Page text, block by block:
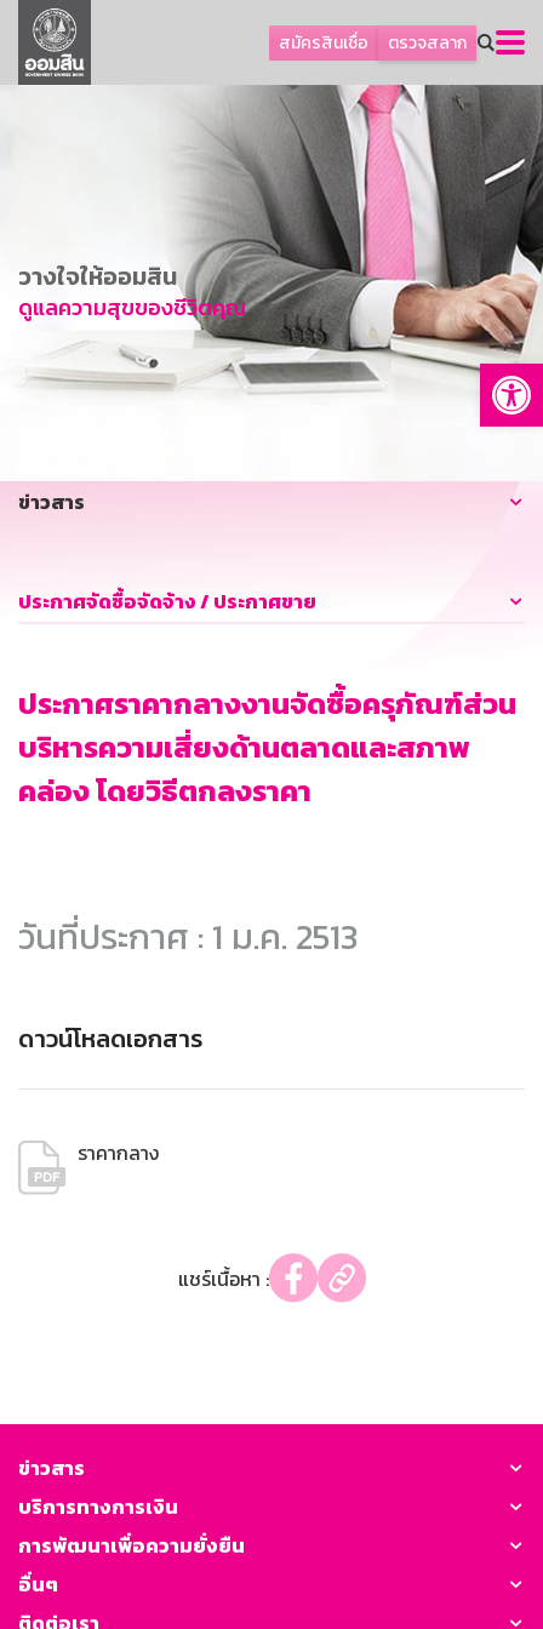
สมัครสินเชื่อ ตรวจสลาก
ลูกค้าธุรกิจ
ลูกค้าผู้ประกอบรายย่อย
การพัฒนาที่ยั่งยืน
ข่าวสาร
บริการทางการเงิน
อื่นๆ
วางใจให้ออมสิน
ดูแลความสุขของชีวิตคุณ
ข่าวสาร
ประกาศจัดซื้อจัดจ้าง / ประกาศขาย
ประกาศราคากลางงานจัดซื้อครุภัณฑ์ส่วน
บริหารความเสี่ยงด้านตลาดและสภาพ
คล่อง โดยวิธีตกลงราคา
วันที่ประกาศ : 1 ม.ค. 2513
ดาวน์โหลดเอกสาร
ราคากลาง
แชร์เนื้อหา :
ข่าวสาร
บริการทางการเงิน
การพัฒนาเพื่อความยั่งยืน
อื่นๆ